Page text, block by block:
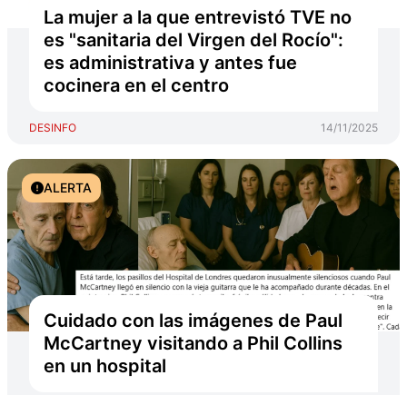
La mujer a la que entrevistó TVE no
es "sanitaria del Virgen del Rocío":
es administrativa y antes fue
cocinera en el centro
DESINFO 14/11/2025
ALERTA
Cuidado con las imágenes de Paul
McCartney visitando a Phil Collins
en un hospital